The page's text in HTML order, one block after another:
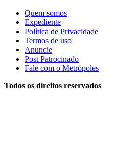
Quem somos
Expediente
Política de Privacidade
Termos de uso
Anuncie
Post Patrocinado
Fale com o Metrópoles
Todos os direitos reservados